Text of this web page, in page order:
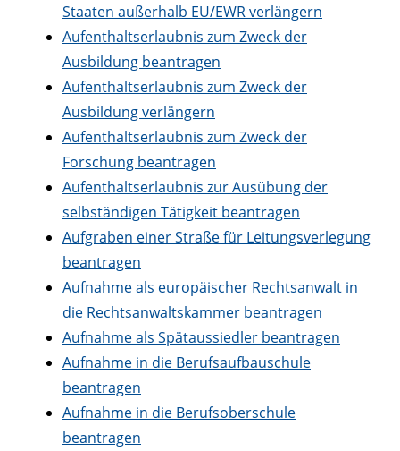
Staaten außerhalb EU/EWR verlängern
Aufenthaltserlaubnis zum Zweck der
Ausbildung beantragen
Aufenthaltserlaubnis zum Zweck der
Ausbildung verlängern
Aufenthaltserlaubnis zum Zweck der
Forschung beantragen
Aufenthaltserlaubnis zur Ausübung der
selbständigen Tätigkeit beantragen
Aufgraben einer Straße für Leitungsverlegung
beantragen
Aufnahme als europäischer Rechtsanwalt in
die Rechtsanwaltskammer beantragen
Aufnahme als Spätaussiedler beantragen
Aufnahme in die Berufsaufbauschule
beantragen
Aufnahme in die Berufsoberschule
beantragen